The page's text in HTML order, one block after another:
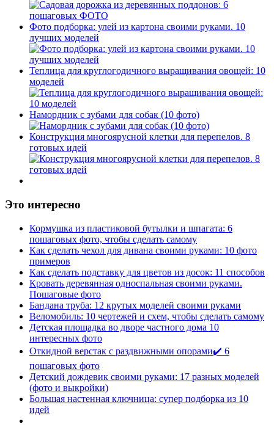
Фото подборка: улей из картона своими руками. 10
лучших моделей
Теплица для круглогодичного выращивания овощей: 10
моделей
Намордник с зубами для собак (10 фото)
Конструкция многоярусной клетки для перепелов. 8
готовых идей
Это интересно
Кормушка из пластиковой бутылки и шпагата: 6
пошаговых фото, чтобы сделать самому
Как сделать чехол для дивана своими руками: 10 фото
примеров
Как сделать подставку для цветов из досок: 11 способов
Кровать деревянная односпальная своими руками.
Пошаговые фото
Бандана труба: 12 крутых моделей своими руками
Веломобиль: 10 чертежей и схем, чтобы сделать самому
Детская площадка во дворе частного дома 10
интересных фото
Откидной верстак с раздвижными опорами✔️ 6
пошаговых фото
Детский дождевик своими руками: 17 разных моделей
(фото и выкройки)
Большая настенная ключница: супер подборка из 10
идей